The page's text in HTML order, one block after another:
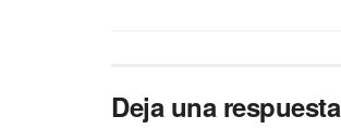
Deja una respuesta